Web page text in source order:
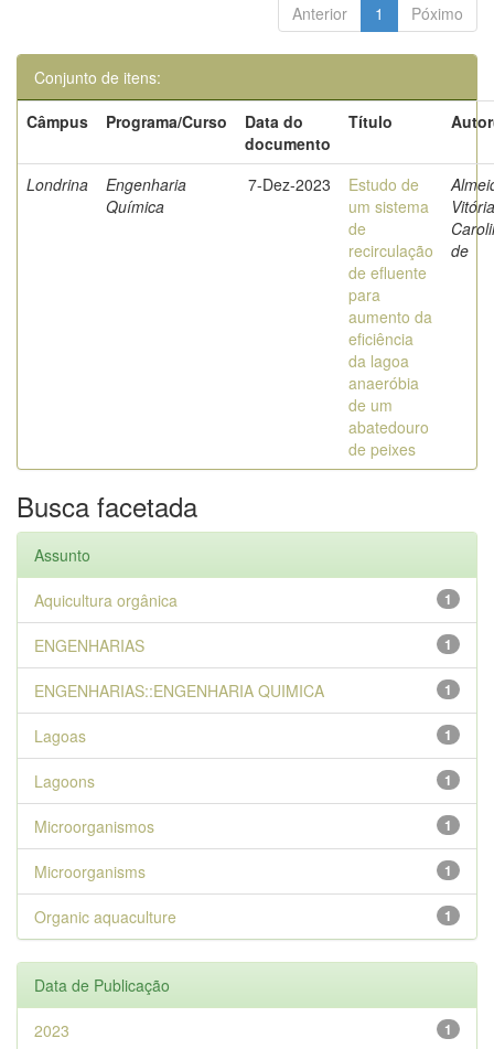
Anterior 1 Póximo
Conjunto de itens:
Câmpus
Programa/Curso
Data do
documento
Título
Londrina
Engenharia
Química
7-Dez-2023
Estudo de
um sistema
de
recirculação
de efluente
para
aumento da
eficiência
da lagoa
anaeróbia
de um
abatedouro
de peixes
Vitória
de
Busca facetada
Assunto
1
Aquicultura orgânica
1
ENGENHARIAS
1
ENGENHARIAS::ENGENHARIA QUIMICA
1
Lagoas
1
Lagoons
1
Microorganismos
1
Microorganisms
1
Organic aquaculture
Data de Publicação
1
2023